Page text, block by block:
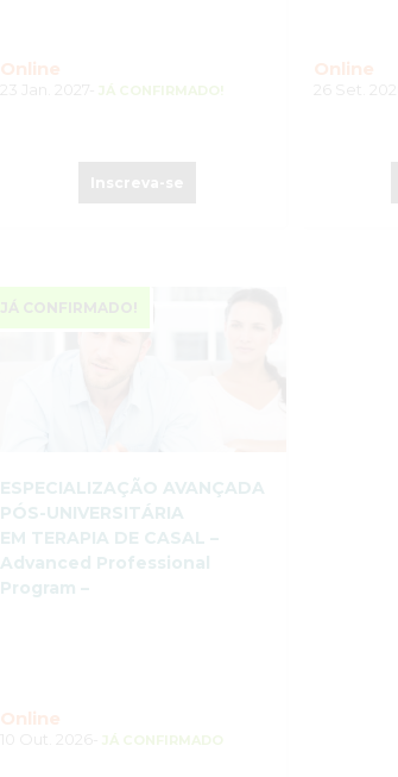
Online
23 Jan. 2027-JÁ CONFIRMADO!
Online
JÁ CONFIRMADO!
ESPECIALIZAÇÃO AVANÇADA
PÓS-UNIVERSITÁRIA
EM TERAPIA DE CASAL –
Advanced Professional
Program –
Online
10 Out. 2026-JÁ CONFIRMADO